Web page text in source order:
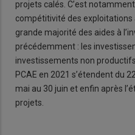
projets calés. C’est
compétitivité des exploitations
grande majorité des aides à
précédemment : les
investissements non
PCAE en 2021 s’étendent du
mai au 30 juin et enfin après
projets.